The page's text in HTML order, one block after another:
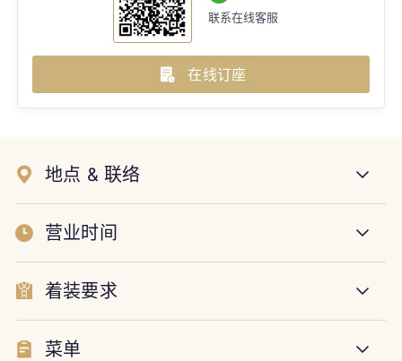
联系在线客服
在线订座
地点 & 联络
营业时间
着装要求
菜单